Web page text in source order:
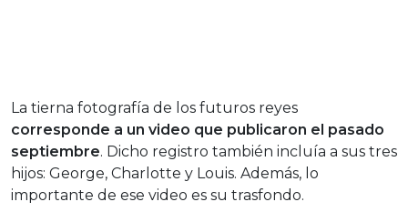
La tierna fotografía de los futuros reyes
corresponde a un video que publicaron el pasado
septiembre. Dicho registro también incluía a sus tres
hijos: George, Charlotte y Louis. Además, lo
importante de ese video es su trasfondo.